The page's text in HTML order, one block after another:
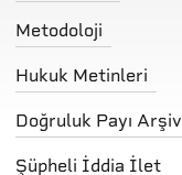
Metodoloji
Hukuk Metinleri
Doğruluk Payı Arşiv
Şüpheli İddia İlet